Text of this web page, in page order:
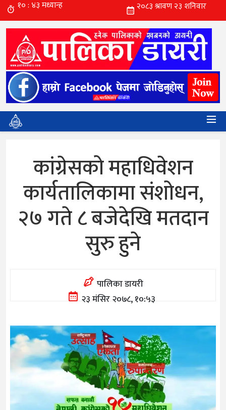
कांग्रेसको महाधिवेशन
कार्यतालिकामा संशोधन,
२७ गते ८ बजेदेखि मतदान
सुरु हुने
पालिका डायरी
२३ मंसिर २०७८, १०:५३